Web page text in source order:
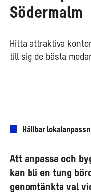
Södermalm
Hitta attraktiva
till sig de bästa
Hållbar
Att anpassa och
kan bli en tung
genomtänkta val